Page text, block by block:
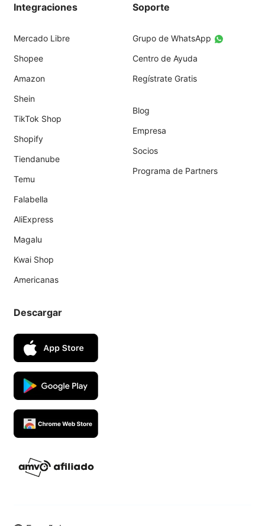
Integraciones
Mercado Libre
Shopee
Amazon
Shein
TikTok Shop
Shopify
Tiendanube
Temu
Falabella
AliExpress
Magalu
Kwai Shop
Americanas
Soporte
Grupo de WhatsApp
Centro de Ayuda
Regístrate Gratis
Blog
Empresa
Socios
Programa de Partners
Descargar